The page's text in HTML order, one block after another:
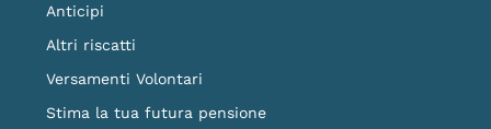
Anticipi
Altri riscatti
Versamenti Volontari
Stima la tua futura pensione